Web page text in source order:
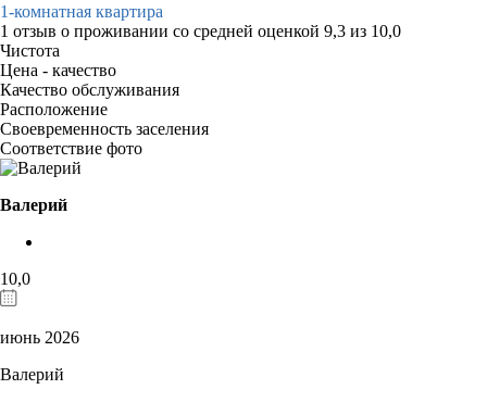
1-комнатная квартира
1 отзыв о проживании со средней оценкой 9,3 из 10,0
Чистота
Цена - качество
Качество обслуживания
Расположение
Своевременность заселения
Соответствие фото
Валерий
10,0
июнь 2026
Валерий